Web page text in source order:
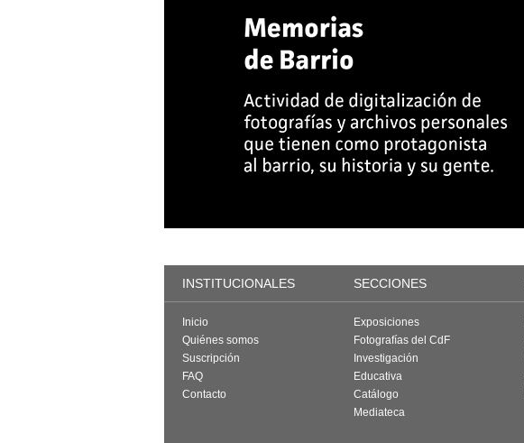
INSTITUCIONALES SECCIONES
Inicio
Quiénes somos
Suscripción
FAQ
Contacto
Exposiciones
Fotografías del CdF
Investigación
Educativa
Catálogo
Mediateca